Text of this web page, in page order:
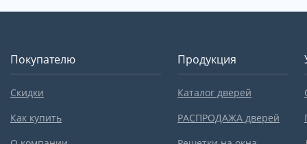
Покупателю
Скидки
Как купить
Продукция
Каталог дверей
РАСПРОДАЖА дверей